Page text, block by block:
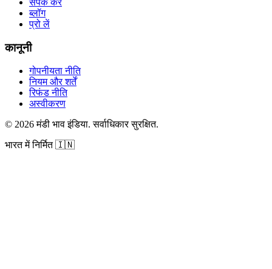
संपर्क करें
ब्लॉग
प्रो लें
कानूनी
गोपनीयता नीति
नियम और शर्तें
रिफंड नीति
अस्वीकरण
© 2026 मंडी भाव इंडिया.सर्वाधिकार सुरक्षित.
भारत में निर्मित🇮🇳